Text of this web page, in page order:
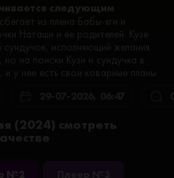
следующим
из плена Бабы-яги и
Наташи и ее родителей. Кузе
исполняющий желания.
на поиски Кузи и сундучка в
у нее есть свои коварные планы.
Олег Комаров, Сергей
Степан Летковский, Цолак
(2024) смотреть
№2